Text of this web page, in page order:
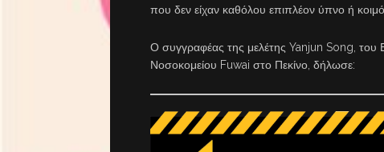
που δεν είχαν καθόλου επιπλέον ύπνο ή
Ο συγγραφέας της μελέτης Yanjun Song, του
Νοσοκομείου Fuwai στο Πεκίνο, δήλωσε: